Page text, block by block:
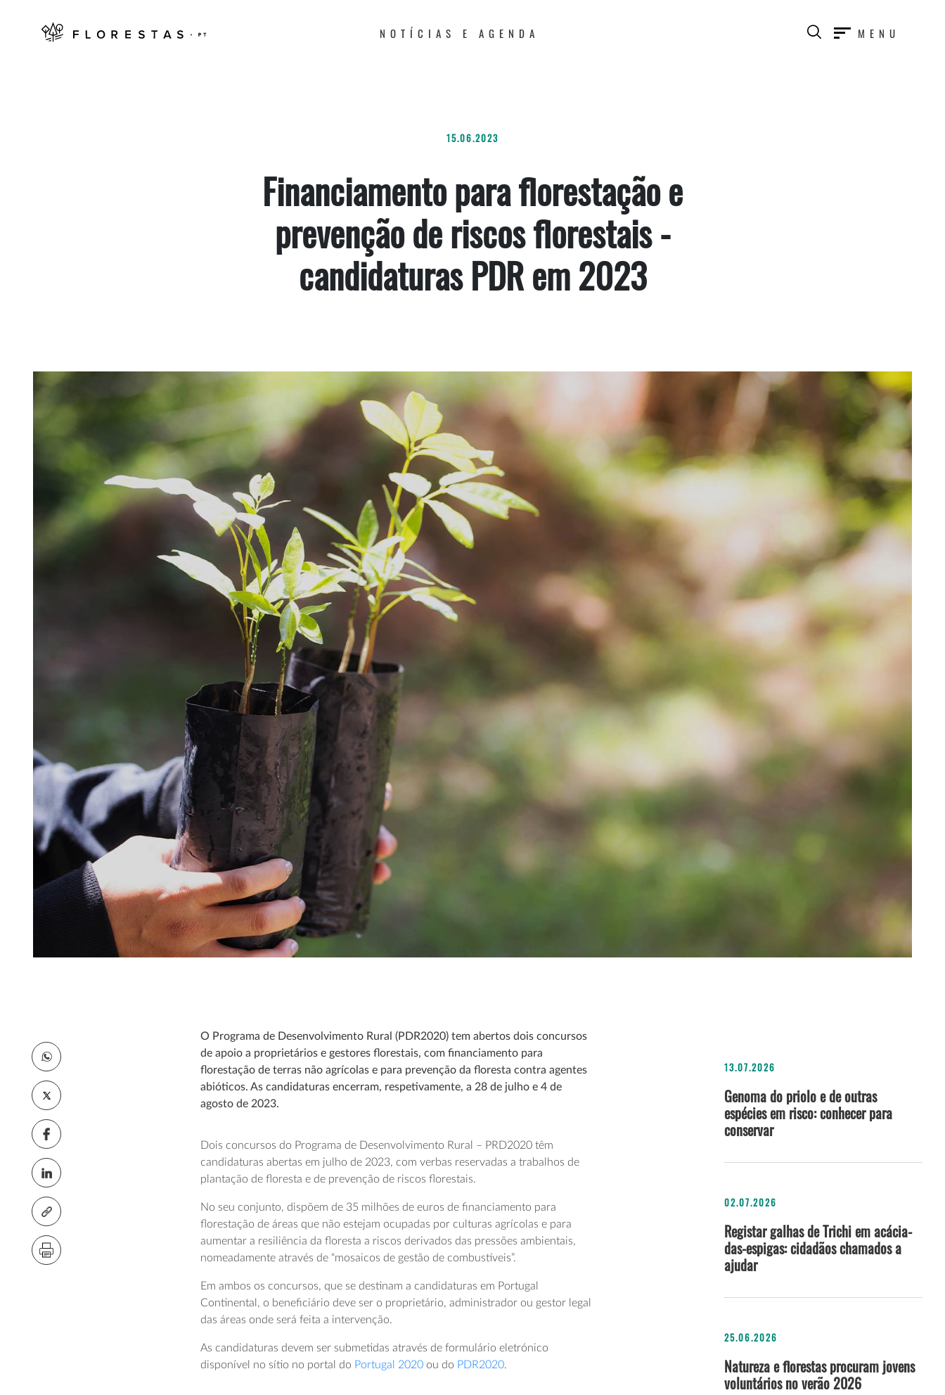
NOTÍCIAS E AGENDA MENU
15.06.2023
Financiamento para florestação e
prevenção de riscos florestais -
candidaturas PDR em 2023
O Programa de Desenvolvimento Rural (PDR2020) tem abertos dois concursos
de apoio a proprietários e gestores florestais, com financiamento para
florestação de terras não agrícolas e para prevenção da floresta contra agentes
abióticos. As candidaturas encerram, respetivamente, a 28 de julho e 4 de
agosto de 2023.
Dois concursos do Programa de Desenvolvimento Rural – PRD2020 têm
candidaturas abertas em julho de 2023, com verbas reservadas a trabalhos de
plantação de floresta e de prevenção de riscos florestais.
No seu conjunto, dispõem de 35 milhões de euros de financiamento para
florestação de áreas que não estejam ocupadas por culturas agrícolas e para
aumentar a resiliência da floresta a riscos derivados das pressões ambientais,
nomeadamente através de “mosaicos de gestão de combustíveis”.
Em ambos os concursos, que se destinam a candidaturas em Portugal
Continental, o beneficiário deve ser o proprietário, administrador ou gestor legal
das áreas onde será feita a intervenção.
As candidaturas devem ser submetidas através de formulário eletrónico
disponível no sítio no portal do Portugal 2020 ou do PDR2020.
13.07.2026
Genoma do priolo e de outras
espécies em risco: conhecer para
conservar
02.07.2026
Registar galhas de Trichi em acácia-
das-espigas: cidadãos chamados a
ajudar
25.06.2026
Natureza e florestas procuram jovens
voluntários no verão 2026